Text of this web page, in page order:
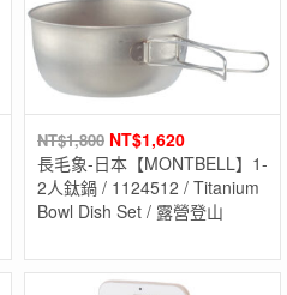
NT$1,800 NT$1,620
長毛象-日本【MONTBELL】1-
2人鈦鍋 / 1124512 / Titanium
Bowl Dish Set / 露營登山